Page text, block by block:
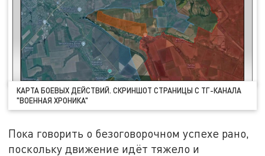
КАРТА БОЕВЫХ ДЕЙСТВИЙ. СКРИНШОТ СТРАНИЦЫ С ТГ-КАНАЛА
"ВОЕННАЯ ХРОНИКА"
Пока говорить о безоговорочном успехе рано,
поскольку движение идёт тяжело и